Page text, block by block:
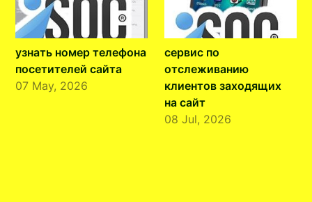
узнать номер телефона
посетителей сайта
07 May, 2026
сервис по
отслеживанию
клиентов заходящих
на сайт
08 Jul, 2026